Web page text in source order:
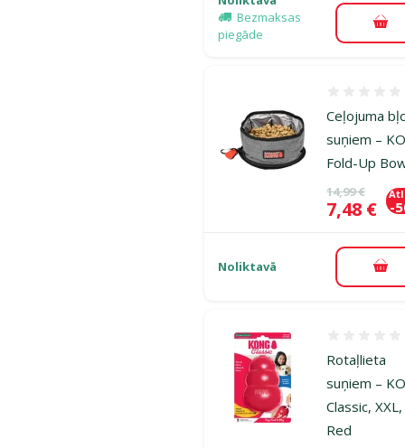
Bezmaksas
piegāde
Ceļojuma
suņiem –
Fold-Up
Oriģinālā
14,99 €
Cena
7,48 € -
Noliktavā
Rotaļlieta
suņiem –
Classic, XXL,
Red